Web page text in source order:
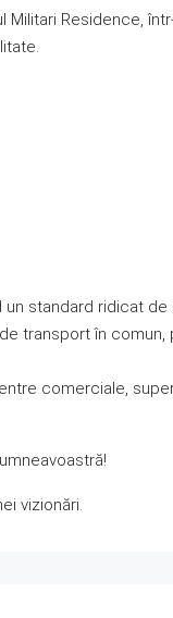
Residence,
standard ridicat de
transport în
comerciale,
vizionări.